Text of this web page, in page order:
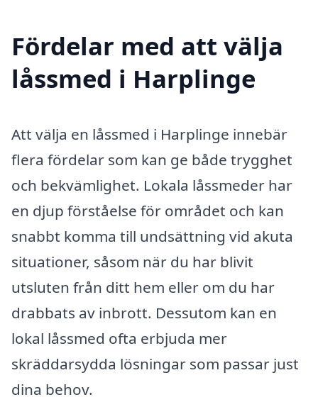
Fördelar med att välja
låssmed i Harplinge
Att välja en låssmed i Harplinge innebär
flera fördelar som kan ge både trygghet
och bekvämlighet. Lokala låssmeder har
en djup förståelse för området och kan
snabbt komma till undsättning vid akuta
situationer, såsom när du har blivit
utsluten från ditt hem eller om du har
drabbats av inbrott. Dessutom kan en
lokal låssmed ofta erbjuda mer
skräddarsydda lösningar som passar just
dina behov.